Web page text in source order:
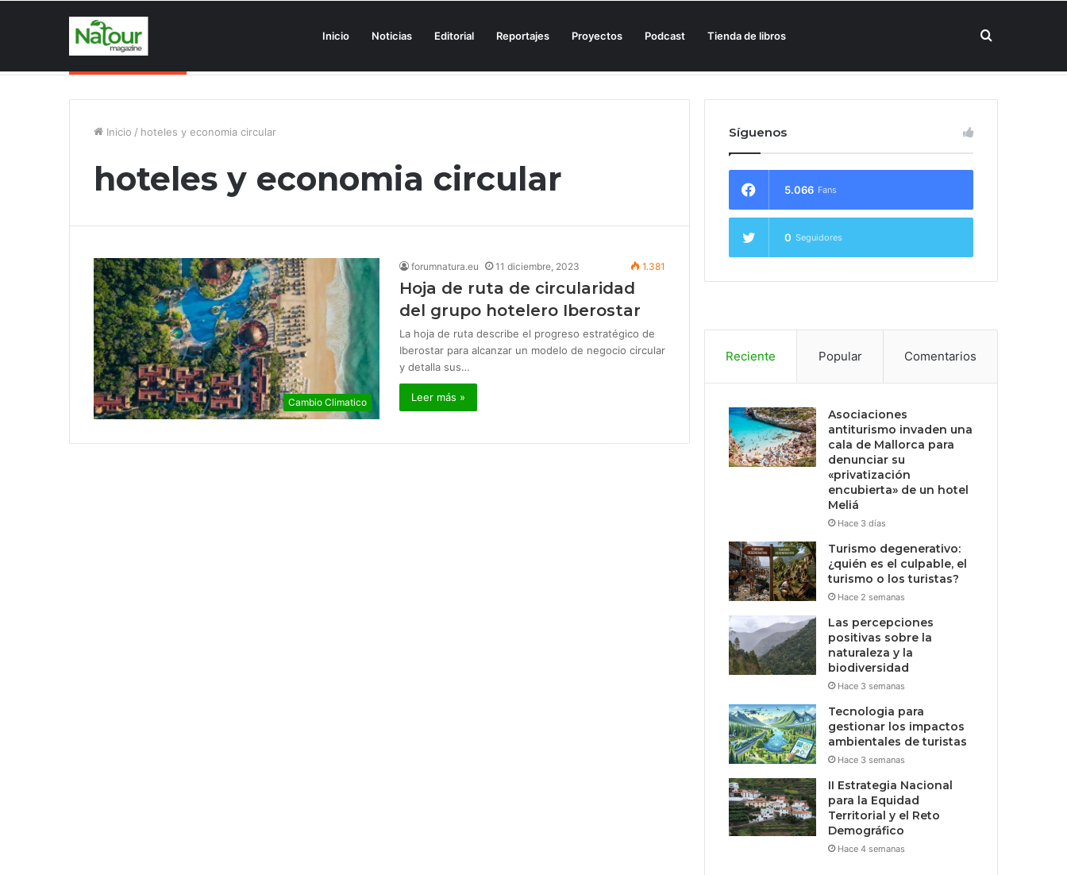
Inicio Noticias Editorial Reportajes Proyectos Podcast Tienda de libros Buscar
Inicio / hoteles y economia circular
hoteles y economia circular
Cambio Climatico
forumnatura.eu 11 diciembre, 2023 1.381
Hoja de ruta de circularidad
del grupo hotelero Iberostar
La hoja de ruta describe el progreso estratégico de
Iberostar para alcanzar un modelo de negocio circular
y detalla sus…
Leer más »
Síguenos
5.066 Fans
0 Seguidores
Reciente Popular Comentarios
Asociaciones
antiturismo invaden una
cala de Mallorca para
denunciar su
«privatización
encubierta» de un hotel
Meliá
Hace 3 días
Turismo degenerativo:
¿quién es el culpable, el
turismo o los turistas?
Hace 2 semanas
Las percepciones
positivas sobre la
naturaleza y la
biodiversidad
Hace 3 semanas
Tecnologia para
gestionar los impactos
ambientales de turistas
Hace 3 semanas
II Estrategia Nacional
para la Equidad
Territorial y el Reto
Demográfico
Hace 4 semanas